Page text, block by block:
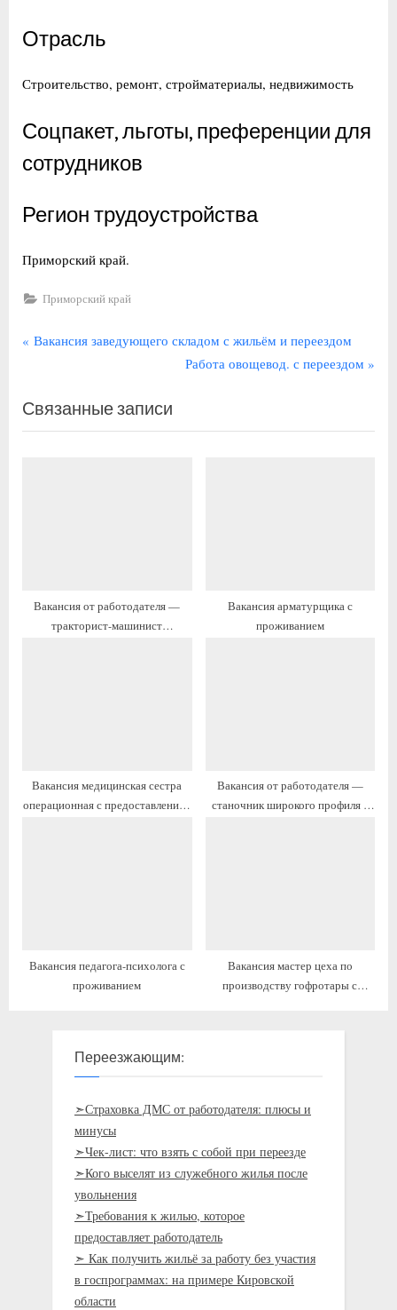
Отрасль
Строительство, ремонт, стройматериалы, недвижимость
Соцпакет, льготы, преференции для
сотрудников
Регион трудоустройства
Приморский край.
Приморский край
Навигация
записям
П
д
ы
Вакансия заведующего складом с жильём и переездом
С
д
Работа овощевод. с переездом
Связанные записи
Вакансия от работодателя —
тракторист-машинист
Вакансия арматурщика с
проживанием
Вакансия медицинская сестра
операционная с предоставлением
Вакансия от работодателя —
станочник широкого профиля с
Вакансия педагога-психолога с
проживанием
Вакансия мастер цеха по
производству гофротары с
Переезжающим:
➣Страховка ДМС от работодателя: плюсы и
минусы
➣Чек-лист: что взять с собой при переезде
➣Кого выселят из служебного жилья после
увольнения
➣Требования к жилью, которое
предоставляет работодатель
➣ Как получить жильё за работу без участия
в госпрограммах: на примере Кировской
области